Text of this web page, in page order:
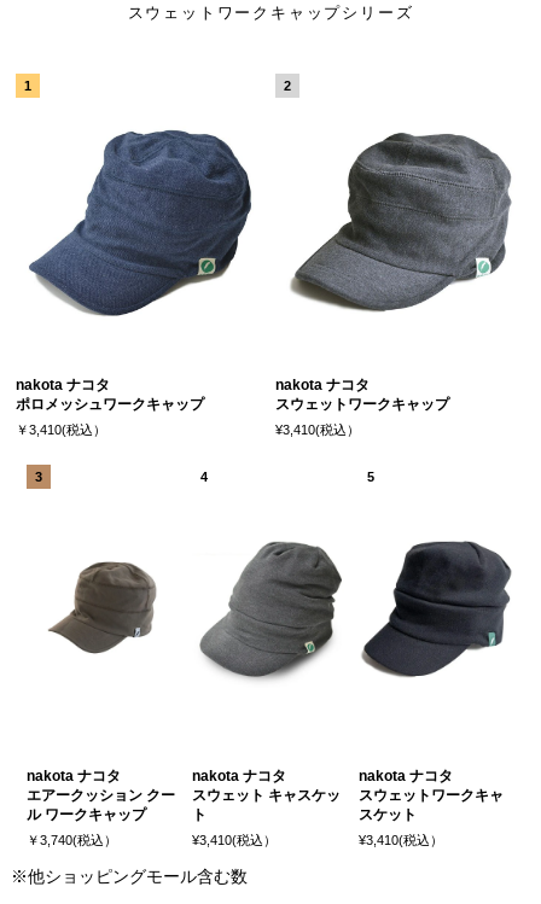
スウェットワークキャップシリーズ
nakota ナコタ
ポロメッシュワークキャップ
￥3,410(税込）
nakota ナコタ
スウェットワークキャップ
¥3,410(税込）
nakota ナコタ
エアークッション クー
ル ワークキャップ
￥3,740(税込）
nakota ナコタ
スウェット キャスケッ
ト
¥3,410(税込）
nakota ナコタ
スウェットワークキャ
スケット
¥3,410(税込）
※他ショッピングモール含む数